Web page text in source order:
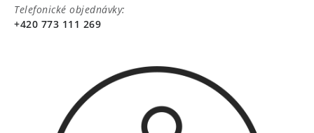
Telefonické objednávky:
+420 773 111 269